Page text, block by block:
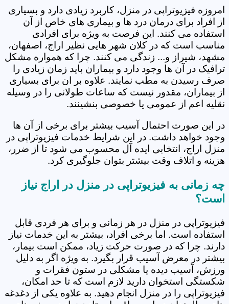
امروزه فیزیوتراپی در منزل، کاربرد زیادی دارد و بسیاری
از افراد برای درمان درد ها و بیماری های خاص از آن
استفاده می کنند. این فرصت به ویژه برای افرادی
مناسب است که در کلان شهر هایی نظیر اراج، اصفهان،
مشهد، شیراز و... زندگی می کنند. چرا که همواره مشکل
ترافیک در آن ها وجود دارد و بیماران باید زمان زیادی را
صرف رسیدن به مطب نمایند. علاوه بر ان برای بسیاری
از بیماران، مقدور نیست که ساعات طولانی را در وسیله
نقلیه اعم از عمومی یا خصوصی بنشینند.
در این صورت احتمال آسیب بیشتر برای برخی از آن ها
وجود خواهد داشت. در این شرایط خدمات فیزیوتراپی در
منزل اراج، انتخابی ایده آل محسوب می شود تا از ضرر،
هزینه و اتلاف وقت بیشتر بتوان جلوگیری کرد.
چه زمانی به فیزیوتراپی در منزل در اراج نیاز
است؟
فیزیوتراپی در منزل در هر زمانی و برای هر فردی قابل
استفاده است. اما برخی افراد، بیشتر به این خدمات نیاز
دارند. چرا که در صورت حرکت زیاد، ممکن است بیمار،
بیشتر در معرض آسیب قرار بگیرد. به ویژه اگر به دلیل
ورزش، آسیب دیده یا مشکلی در ستون فقرات و
شکستگی استخوان دارید لازم است که تا حد امکان،
فیزیوتراپی را در منزل انجام دهید. به علاوه یکی از دغدغه